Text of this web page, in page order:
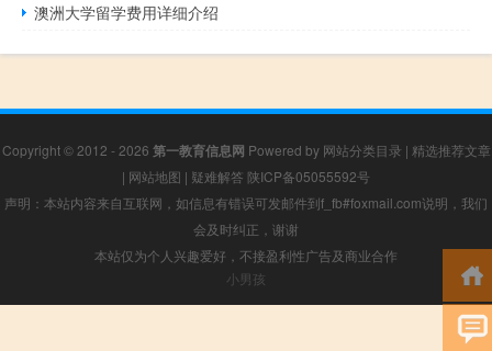
澳洲大学留学费用详细介绍
Copyright © 2012 - 2026 第一教育信息网 Powered by 网站分类目录 | 精选推荐文章
| 网站地图 | 疑难解答 陕ICP备05055592号
声明：本站内容来自互联网，如信息有错误可发邮件到f_fb#foxmail.com说明，我们
会及时纠正，谢谢
本站仅为个人兴趣爱好，不接盈利性广告及商业合作
小男孩